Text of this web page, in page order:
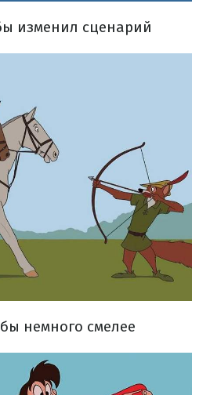
изменил сценарий
немного смелее